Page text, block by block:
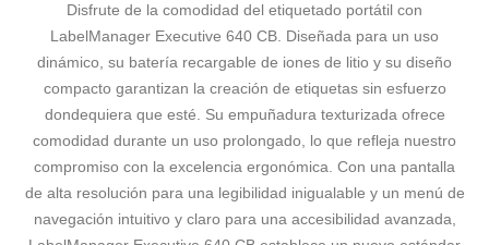
Disfrute de la comodidad del etiquetado portátil con
LabelManager Executive 640 CB. Diseñada para un uso
dinámico, su batería recargable de iones de litio y su diseño
compacto garantizan la creación de etiquetas sin esfuerzo
dondequiera que esté. Su empuñadura texturizada ofrece
comodidad durante un uso prolongado, lo que refleja nuestro
compromiso con la excelencia ergonómica. Con una pantalla
de alta resolución para una legibilidad inigualable y un menú de
navegación intuitivo y claro para una accesibilidad avanzada,